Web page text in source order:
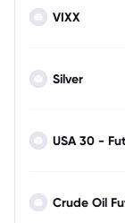
VIXX
Silver
USA 30 -
Crude Oil